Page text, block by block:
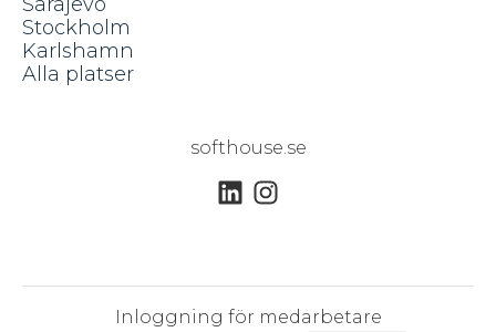
Stockholm
Karlshamn
Alla platser
softhouse.se
Inloggning för medarbetare